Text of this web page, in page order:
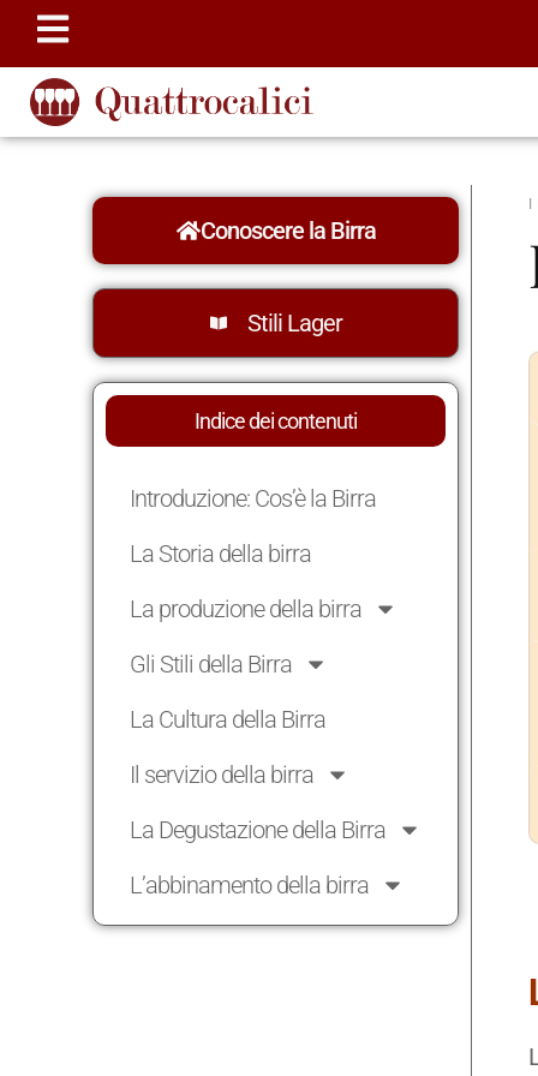
Conoscere la Birra
Stili Lager
Indice dei contenuti
Introduzione: Cos’è la Birra
La Storia della birra
La produzione della birra
Gli Stili della Birra
La Cultura della Birra
Il servizio della birra
La Degustazione della Birra
L’abbinamento della birra